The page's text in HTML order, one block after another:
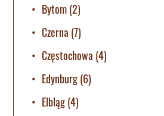
Bytom(2)
Czerna (7)
Częstochowa (4)
Edynburg(6)
Elbląg(4)